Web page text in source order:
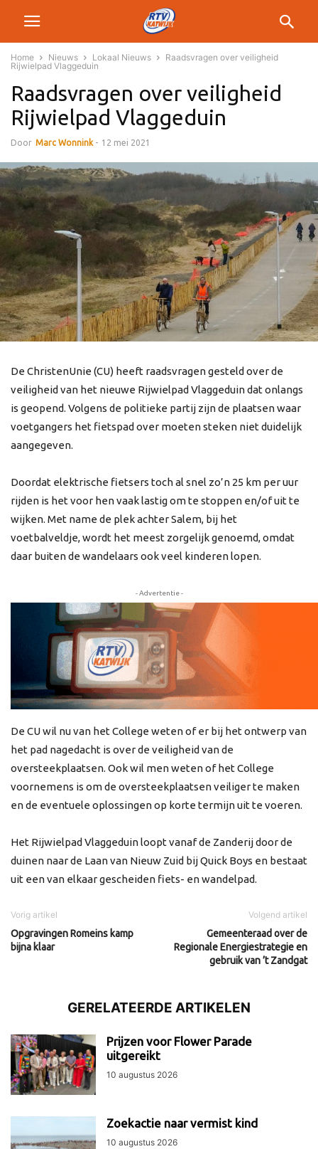
Home Nieuws Lokaal Nieuws
Raadsvragen over veiligheid
Rijwielpad Vlaggeduin
Raadsvragen over veiligheid
Rijwielpad Vlaggeduin
Door Marc Wonnink - 12 mei 2021
De ChristenUnie (CU) heeft raadsvragen gesteld over de
veiligheid van het nieuwe Rijwielpad Vlaggeduin dat onlangs
is geopend. Volgens de politieke partij zijn de plaatsen waar
voetgangers het fietspad over moeten steken niet duidelijk
aangegeven.
Doordat elektrische fietsers toch al snel zo’n 25 km per uur
rijden is het voor hen vaak lastig om te stoppen en/of uit te
wijken. Met name de plek achter Salem, bij het
voetbalveldje, wordt het meest zorgelijk genoemd, omdat
daar buiten de wandelaars ook veel kinderen lopen.
- Advertentie -
De CU wil nu van het College weten of er bij het ontwerp van
het pad nagedacht is over de veiligheid van de
oversteekplaatsen. Ook wil men weten of het College
voornemens is om de oversteekplaatsen veiliger te maken
en de eventuele oplossingen op korte termijn uit te voeren.
Het Rijwielpad Vlaggeduin loopt vanaf de Zanderij door de
duinen naar de Laan van Nieuw Zuid bij Quick Boys en bestaat
uit een van elkaar gescheiden fiets- en wandelpad.
Vorig artikel
Opgravingen Romeins kamp
bijna klaar
Volgend artikel
Gemeenteraad over de
Regionale Energiestrategie en
gebruik van ’t Zandgat
GERELATEERDE ARTIKELEN
Prijzen voor Flower Parade
uitgereikt
10 augustus 2026
Zoekactie naar vermist kind
10 augustus 2026